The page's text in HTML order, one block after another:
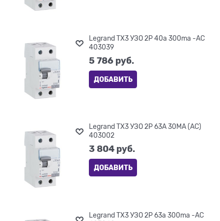
Legrand TX3 УЗО 2P 40a 300ma -AC
403039
5 786 руб.
ДОБАВИТЬ
Legrand TX3 УЗО 2P 63A 30MA (AC)
403002
3 804 руб.
ДОБАВИТЬ
Legrand TX3 УЗО 2P 63a 300ma -AC